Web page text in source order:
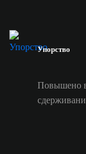
Упорство
Повышено